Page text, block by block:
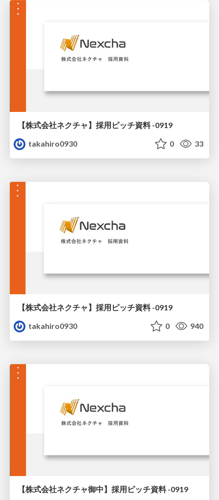
【株式会社ネクチャ】採用ピッチ資料 -0919
takahiro0930
0 33
【株式会社ネクチャ】採用ピッチ資料 -0919
takahiro0930
0 940
【株式会社ネクチャ御中】採用ピッチ資料 -0919